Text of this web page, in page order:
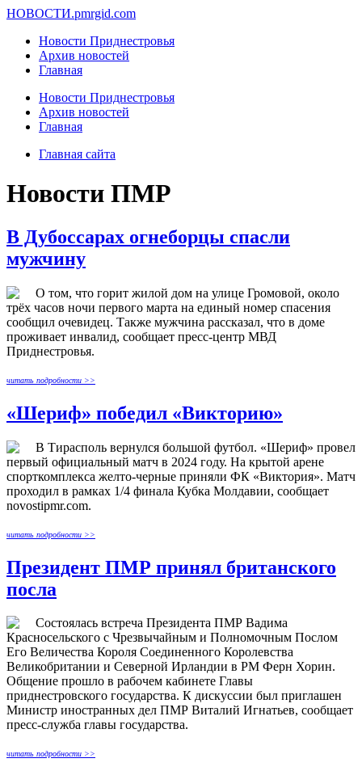
НОВОСТИ.pmrgid.com
Новости Приднестровья
Архив новостей
Главная
Новости Приднестровья
Архив новостей
Главная
Главная сайта
Новости ПМР
В Дубоссарах огнеборцы спасли
мужчину
О том, что горит жилой дом на улице Громовой, около
трёх часов ночи первого марта на единый номер спасения
сообщил очевидец. Также мужчина рассказал, что в доме
проживает инвалид, сообщает пресс-центр МВД
Приднестровья.
читать подробности >>
«Шериф» победил «Викторию»
В Тирасполь вернулся большой футбол. «Шериф» провел
первый официальный матч в 2024 году. На крытой арене
спорткомплекса желто-черные приняли ФК «Виктория». Матч
проходил в рамках 1/4 финала Кубка Молдавии, сообщает
novostipmr.com.
читать подробности >>
Президент ПМР принял британского
посла
Состоялась встреча Президента ПМР Вадима
Красносельского с Чрезвычайным и Полномочным Послом
Его Величества Короля Соединенного Королевства
Великобритании и Северной Ирландии в РМ Ферн Хорин.
Общение прошло в рабочем кабинете Главы
приднестровского государства. К дискуссии был приглашен
Министр иностранных дел ПМР Виталий Игнатьев, сообщает
пресс-служба главы государства.
читать подробности >>